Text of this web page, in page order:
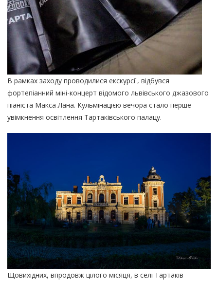
В рамках заходу проводилися екскурсії, відбувся
фортепіанний міні-концерт відомого львівського джазового
піаніста Макса Лана. Кульмінацією вечора стало перше
увімкнення освітлення Тартаківського палацу.
Щовихідних, впродовж цілого місяця, в селі Тартаків